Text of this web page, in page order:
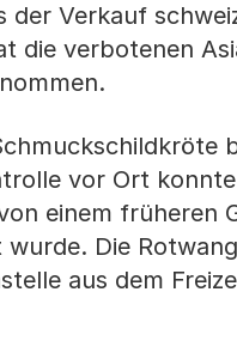
der Verkauf
die verbotenen
vor Ort
einem früheren
wurde. Die
aus dem